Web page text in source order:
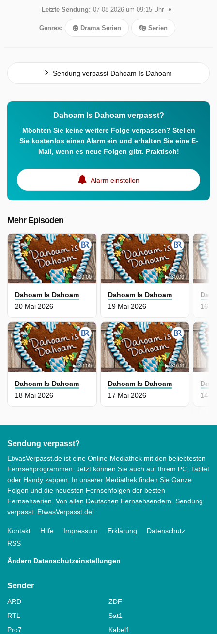
Letzte Sendung: 07-08-2026 um 09:15 Uhr
Genres: Drama Serien Serien
Sendung verpasst Dahoam Is Dahoam
Dahoam Is Dahoam verpasst?
Möchten Sie keine weitere Folge verpassen? Stellen
Sie kostenlos einen Alarm ein und erhalten Sie eine E-
Mail, wenn es neue Folgen gibt. Praktisch!
Alarm einstellen
Mehr Episoden
30:00
Dahoam Is Dahoam
20 Mai 2026
30:00
Dahoam Is Dahoam
19 Mai 2026
30:00
Dahoam Is Dahoam
18 Mai 2026
30:00
Dahoam Is Dahoam
17 Mai 2026
16
14
Sendung verpasst?
EtwasVerpasst.de ist eine Online-Mediathek mit den beliebtesten
Fernsehprogrammen. Jetzt können Sie auch auf Ihrem PC, Tablet
oder Handy zappen. In unserer Mediathek finden Sie Ganze
Folgen und die neuesten Fernsehfolgen der besten
Fernsehserien. Von allen Deutschen Fernsehsendern. Sendung
verpasst: EtwasVerpasst.de!
Kontakt Hilfe Impressum Erklärung
Datenschutz
RSS
Ändern Datenschutzeinstellungen
Sender
ARD
ZDF
RTL
Sat1
Pro7
Kabel1